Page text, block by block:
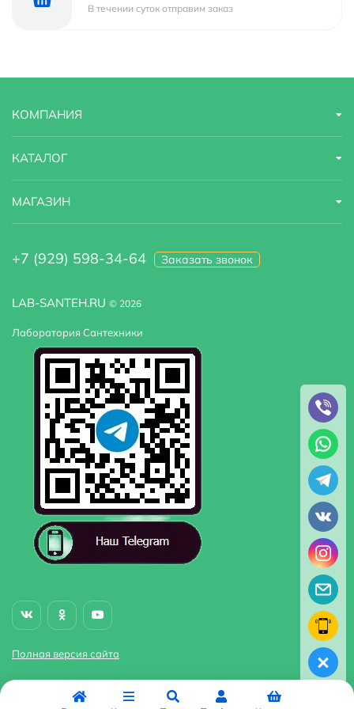
Стилистика дизайна современный
Тип подводки
В течении суток отправим заказ
LAB-SANTEH.RU © 2026
Лаборатория Сантехники
Полная версия сайта
КОМПАНИЯ
КАТАЛОГ
МАГАЗИН
+7 (929) 598-34-64 Заказать звонок